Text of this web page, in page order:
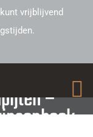
vrijblijvend
–